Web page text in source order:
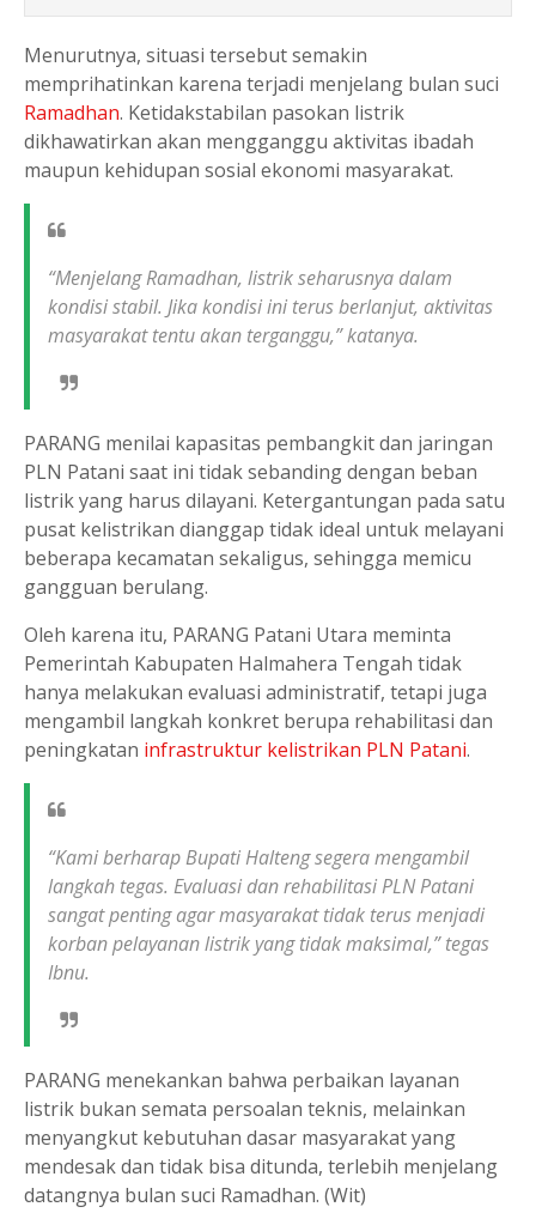
Menurutnya, situasi tersebut semakin
memprihatinkan karena terjadi menjelang bulan suci
Ramadhan. Ketidakstabilan pasokan listrik
dikhawatirkan akan mengganggu aktivitas ibadah
maupun kehidupan sosial ekonomi masyarakat.
“Menjelang Ramadhan, listrik seharusnya dalam
kondisi stabil. Jika kondisi ini terus berlanjut, aktivitas
masyarakat tentu akan terganggu,” katanya.
PARANG menilai kapasitas pembangkit dan jaringan
PLN Patani saat ini tidak sebanding dengan beban
listrik yang harus dilayani. Ketergantungan pada satu
pusat kelistrikan dianggap tidak ideal untuk melayani
beberapa kecamatan sekaligus, sehingga memicu
gangguan berulang.
Oleh karena itu, PARANG Patani Utara meminta
Pemerintah Kabupaten Halmahera Tengah tidak
hanya melakukan evaluasi administratif, tetapi juga
mengambil langkah konkret berupa rehabilitasi dan
peningkatan infrastruktur kelistrikan PLN Patani.
“Kami berharap Bupati Halteng segera mengambil
langkah tegas. Evaluasi dan rehabilitasi PLN Patani
sangat penting agar masyarakat tidak terus menjadi
korban pelayanan listrik yang tidak maksimal,” tegas
Ibnu.
PARANG menekankan bahwa perbaikan layanan
listrik bukan semata persoalan teknis, melainkan
menyangkut kebutuhan dasar masyarakat yang
mendesak dan tidak bisa ditunda, terlebih menjelang
datangnya bulan suci Ramadhan. (Wit)